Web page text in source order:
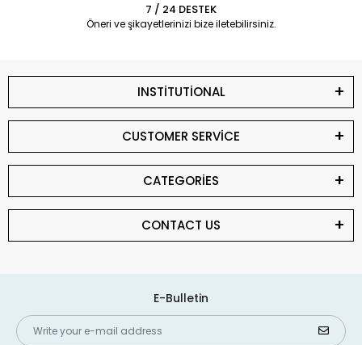
7 / 24 DESTEK
Öneri ve şikayetlerinizi bize iletebilirsiniz.
INSTİTUTİONAL
CUSTOMER SERVİCE
CATEGORİES
CONTACT US
E-Bulletin